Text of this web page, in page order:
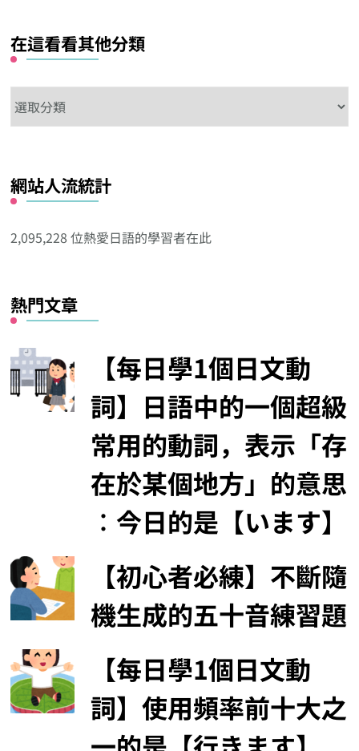
在這看看其他分類
這
其
他
類
網站人流統計
2,095,228 位熱愛日語的學習者在此
熱門文章
【每日學1個日文動
詞】日語中的一個超級
常用的動詞，表示「存
在於某個地方」的意思
︰今日的是【います】
【初心者必練】不斷隨
機生成的五十音練習題
【每日學1個日文動
詞】使用頻率前十大之